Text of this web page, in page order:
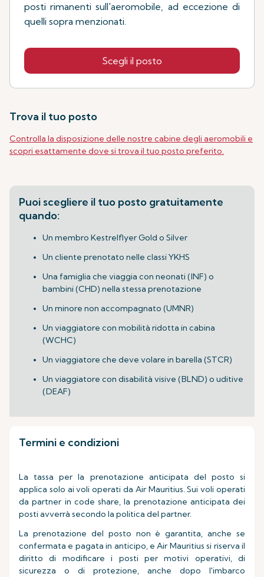
posti rimanenti sull'aeromobile, ad eccezione di
quelli sopra menzionati.
Scegli il posto
Trova il tuo posto
Controlla la disposizione delle nostre cabine degli aeromobili e
scopri esattamente dove si trova il tuo posto preferito.
Puoi scegliere il tuo posto gratuitamente
quando:
Un membro Kestrelflyer Gold o Silver
Un cliente prenotato nelle classi YKHS
Una famiglia che viaggia con neonati (INF) o
bambini (CHD) nella stessa prenotazione
Un minore non accompagnato (UMNR)
Un viaggiatore con mobilità ridotta in cabina
(WCHC)
Un viaggiatore che deve volare in barella (STCR)
Un viaggiatore con disabilità visive (BLND) o uditive
(DEAF)
Termini e condizioni
La tassa per la prenotazione anticipata del posto si
applica solo ai voli operati da Air Mauritius. Sui voli operati
da partner in code share, la prenotazione anticipata dei
posti avverrà secondo la politica del partner.
La prenotazione del posto non è garantita, anche se
confermata e pagata in anticipo, e Air Mauritius si riserva il
diritto di modificare i posti per motivi operativi, di
sicurezza o di protezione, anche dopo l'imbarco